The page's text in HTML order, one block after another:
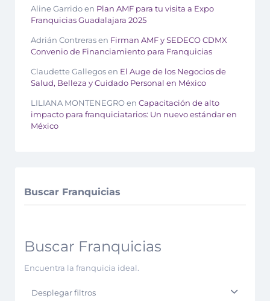
Aline Garridoen Plan AMF para tu visita a Expo
Franquicias Guadalajara 2025
Adrián Contrerasen Firman AMF y SEDECO CDMX
Convenio de Financiamiento para Franquicias
Claudette Gallegosen El Auge de los Negocios de
Salud, Belleza y Cuidado Personal en México
LILIANA MONTENEGROen Capacitación de alto
impacto para franquiciatarios: Un nuevo estándar en
México
Buscar Franquicias
Buscar Franquicias
Encuentra la franquicia ideal.
Desplegar filtros